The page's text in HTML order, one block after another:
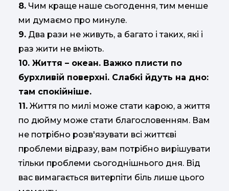
8. Чим краще наше сьогодення, тим менше
ми думаємо про минуле.
9. Два рази не живуть, а багато і таких, які і
раз жити не вміють.
10. Життя – океан. Важко плисти по
бурхливій поверхні. Слабкі йдуть на дно:
там спокійніше.
11. Життя по милі може стати карою, а життя
по дюйму може стати благословенням. Вам
не потрібно розв'язувати всі життєві
проблеми відразу, вам потрібно вирішувати
тільки проблеми сьогоднішнього дня. Від
вас вимагається витерпіти біль лише цього